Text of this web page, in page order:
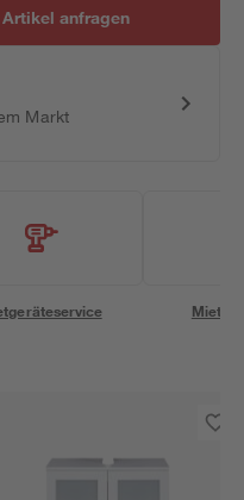
Artikel anfragen
Markt